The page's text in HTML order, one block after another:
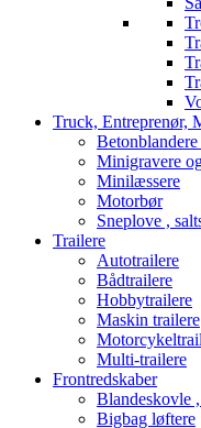
Truck, Entreprenør,
Minigravere
Minilæssere
Motorbør
Sneplove ,
Trailere
Autotrailere
Bådtrailere
Hobbytrailere
Maskin trailere
Multi-trailere
Frontredskaber
Blandeskovle
Bigbag løftere